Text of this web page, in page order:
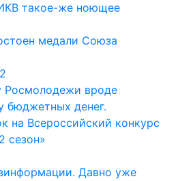
такое-же ноющее
медали Союза
Росмолодежи вроде
бюджетных денег.
на Всероссийский конкурс
сезон»
Давно уже